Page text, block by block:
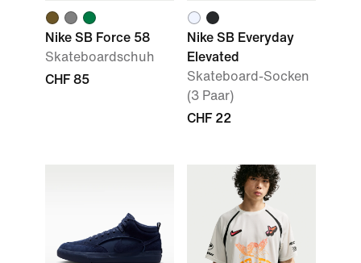
Nike SB Force 58
Skateboardschuh
CHF 85
Nike SB Everyday
Elevated
Skateboard-Socken
(3 Paar)
CHF 22